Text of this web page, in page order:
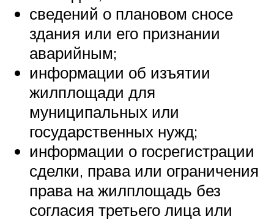
сведений о плановом сносе
здания или его признании
аварийным;
информации об изъятии
жилплощади для
муниципальных или
государственных нужд;
информации о госрегистрации
сделки, права или ограничения
права на жилплощадь без
согласия третьего лица или